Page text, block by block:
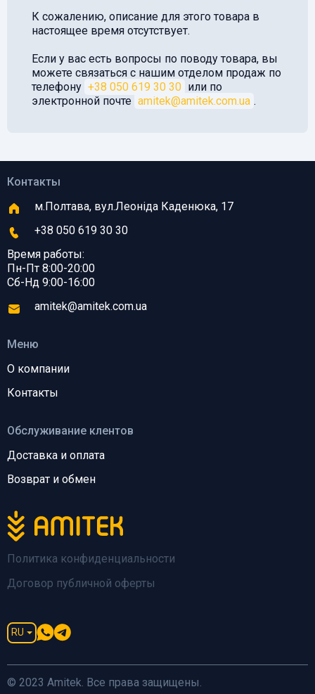
К сожалению, описание для этого товара в
настоящее время отсутствует.
Если у вас есть вопросы по поводу товара, вы
можете связаться с нашим отделом продаж по
телефону +38 050 619 30 30 или по
электронной почте amitek@amitek.com.ua .
Политика конфиденциальности
Договор публичной оферты
RU
Обслуживание клентов
Доставка и оплата
Возврат и обмен
Меню
О компании
Контакты
Контакты
м.Полтава, вул.Леоніда Каденюка, 17
+38 050 619 30 30
Время работы:
Пн-Пт 8:00-20:00
Сб-Нд 9:00-16:00
amitek@amitek.com.ua
© 2023 Amitek. Все права защищены.